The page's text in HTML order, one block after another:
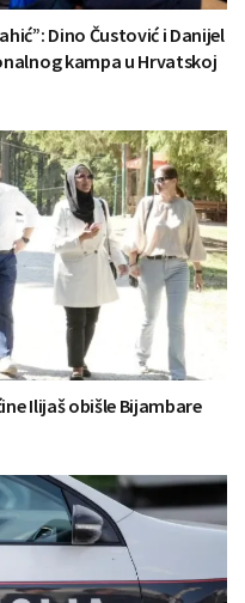
Dino Čustović i Danijel
kampa u Hrvatskoj
Ilijaš obišle Bijambare